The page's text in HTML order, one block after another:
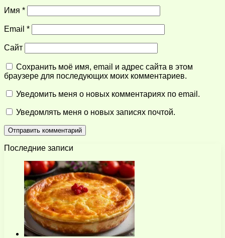
Имя *
Email *
Сайт
Сохранить моё имя, email и адрес сайта в этом
браузере для последующих моих комментариев.
Уведомить меня о новых комментариях по email.
Уведомлять меня о новых записях почтой.
Последние записи